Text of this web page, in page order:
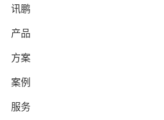
讯鹏
产品
方案
案例
服务